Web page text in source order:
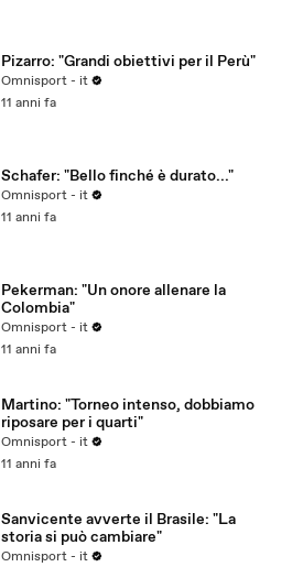
Pizarro: "Grandi obiettivi per il Perù"
Omnisport - it
11 anni fa
Schafer: "Bello finché è durato..."
Omnisport - it
11 anni fa
Pekerman: "Un onore allenare la
Colombia"
Omnisport - it
11 anni fa
Martino: "Torneo intenso, dobbiamo
riposare per i quarti"
Omnisport - it
11 anni fa
Sanvicente avverte il Brasile: "La
storia si può cambiare"
Omnisport - it